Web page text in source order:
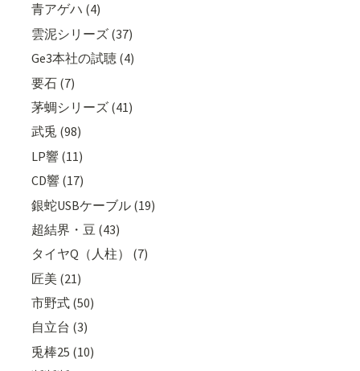
青アゲハ (4)
雲泥シリーズ (37)
Ge3本社の試聴 (4)
要石 (7)
茅蜩シリーズ (41)
武兎 (98)
LP響 (11)
CD響 (17)
銀蛇USBケーブル (19)
超結界・豆 (43)
タイヤQ（人柱） (7)
匠美 (21)
市野式 (50)
自立台 (3)
兎棒25 (10)